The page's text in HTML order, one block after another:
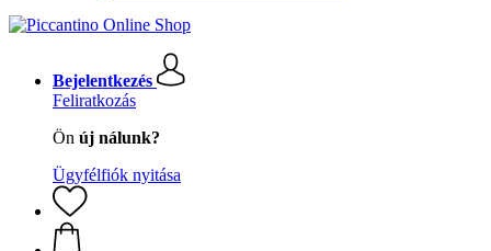
Bejelentkezés
Feliratkozás
Ön új nálunk?
Ügyfélfiók nyitása